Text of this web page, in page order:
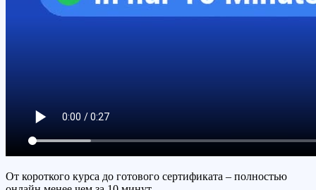
От короткого курса до готового сертификата – полностью